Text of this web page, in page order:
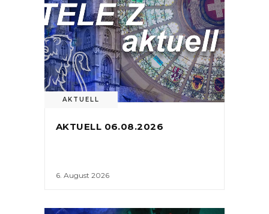
AKTUELL
AKTUELL 06.08.2026
6. August 2026